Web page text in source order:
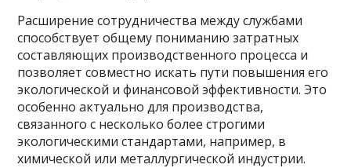
Расширение сотрудничества между службами
способствует общему пониманию затратных
составляющих производственного процесса и
позволяет совместно искать пути повышения его
экологической и финансовой эффективности. Это
особенно актуально для производства,
связанного с несколько более строгими
экологическими стандартами, например, в
химической или металлургической индустрии.